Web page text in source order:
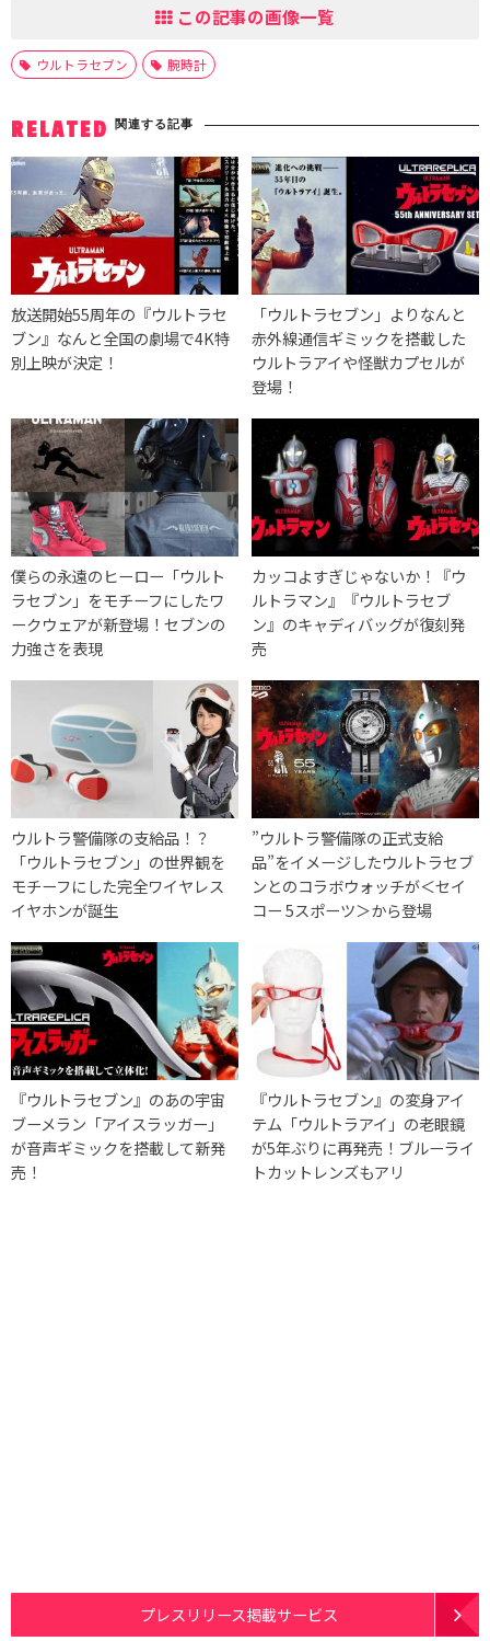
この記事の画像一覧
ウルトラセブン 腕時計
RELATED 関連する記事
放送開始55周年の『ウルトラセ
ブン』なんと全国の劇場で4K特
別上映が決定！
「ウルトラセブン」よりなんと
赤外線通信ギミックを搭載した
ウルトラアイや怪獣カプセルが
登場！
僕らの永遠のヒーロー「ウルト
ラセブン」をモチーフにしたワ
ークウェアが新登場！セブンの
力強さを表現
カッコよすぎじゃないか！『ウ
ルトラマン』『ウルトラセブ
ン』のキャディバッグが復刻発
売
ウルトラ警備隊の支給品！？
「ウルトラセブン」の世界観を
モチーフにした完全ワイヤレス
イヤホンが誕生
”ウルトラ警備隊の正式支給
品”をイメージしたウルトラセブ
ンとのコラボウォッチが＜セイ
コー 5スポーツ＞から登場
『ウルトラセブン』のあの宇宙
ブーメラン「アイスラッガー」
が音声ギミックを搭載して新発
売！
『ウルトラセブン』の変身アイ
テム「ウルトラアイ」の老眼鏡
が5年ぶりに再発売！ブルーライ
トカットレンズもアリ
プレスリリース掲載サービス